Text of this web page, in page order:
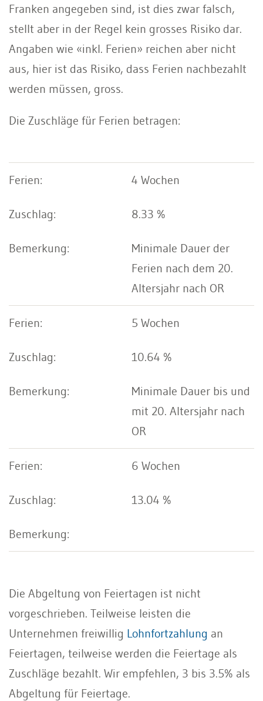
Franken angegeben sind, ist dies zwar falsch,
stellt aber in der Regel kein grosses Risiko dar.
Angaben wie «inkl. Ferien» reichen aber nicht
aus, hier ist das Risiko, dass Ferien nachbezahlt
werden müssen, gross.
Die Zuschläge für Ferien betragen:
4 Wochen
8.33 %
Minimale Dauer der
Ferien nach dem 20.
Altersjahr nach OR
5 Wochen
10.64 %
Minimale Dauer bis und
mit 20. Altersjahr nach
OR
6 Wochen
13.04 %
Die Abgeltung von Feiertagen ist nicht
vorgeschrieben. Teilweise leisten die
Unternehmen freiwillig Lohnfortzahlung an
Feiertagen, teilweise werden die Feiertage als
Zuschläge bezahlt. Wir empfehlen, 3 bis 3.5% als
Abgeltung für Feiertage.